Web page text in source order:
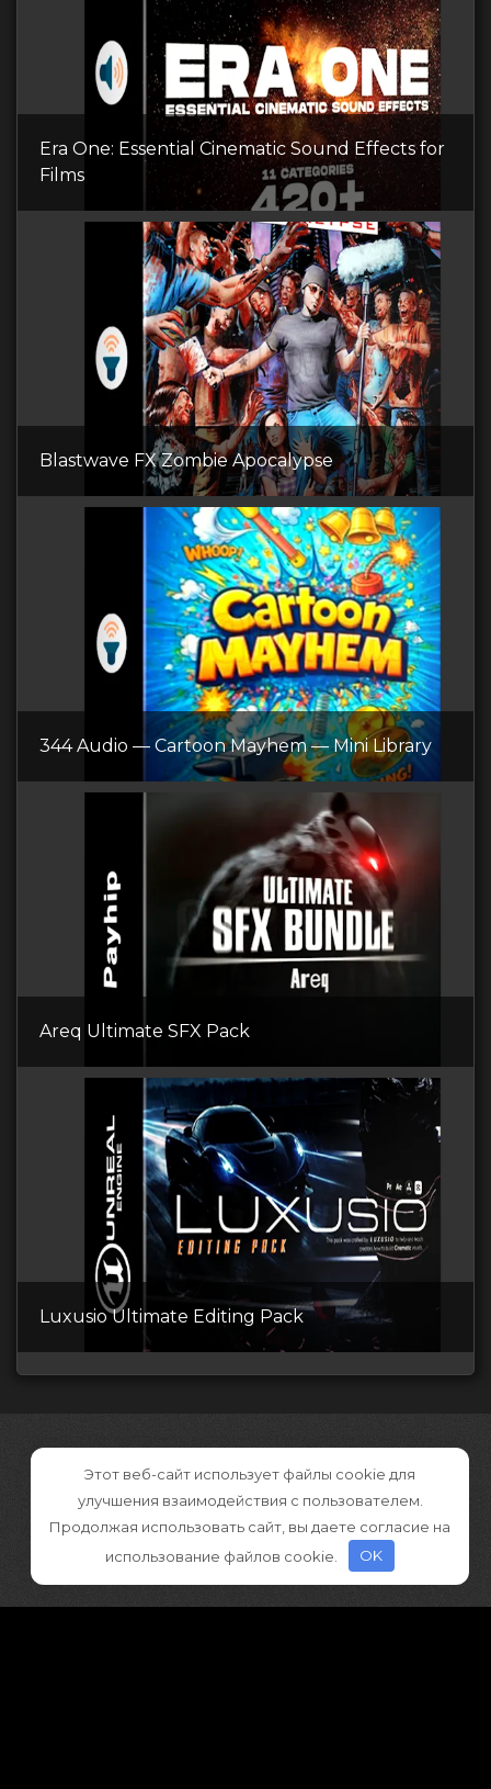
Era One: Essential Cinematic Sound Effects for
Films
Blastwave FX Zombie Apocalypse
344 Audio — Cartoon Mayhem — Mini Library
Areq Ultimate SFX Pack
Luxusio Ultimate Editing Pack
Этот веб-сайт использует файлы cookie для
улучшения взаимодействия с пользователем.
Продолжая использовать сайт, вы даете согласие на
использование файлов cookie.
OK